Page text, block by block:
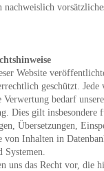
nachweislich
Website
geschützt.
Verwertung bedarf
Dies gilt insbesondere
Übersetzungen,
von Inhalten in
Systemen.
uns das Recht vor, die